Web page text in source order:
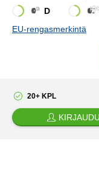
D
EU-rengasmerkintä
20+ KPL